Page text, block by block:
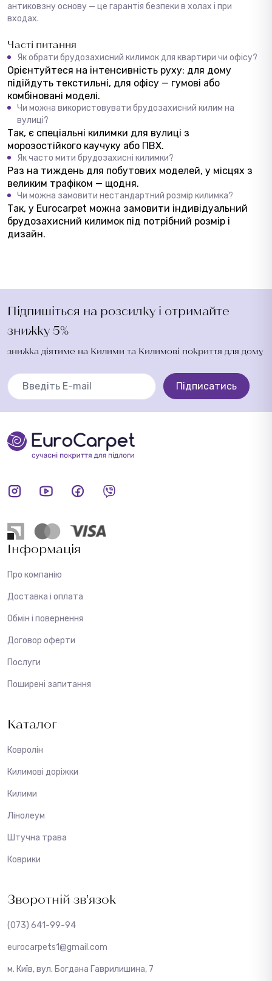
антиковзну основу — це гарантія безпеки в холах і при
входах.
Часті питання
Як обрати брудозахисний килимок для квартири чи офісу?
Орієнтуйтеся на інтенсивність руху: для дому
підійдуть текстильні, для офісу — гумові або
комбіновані моделі.
Чи можна використовувати брудозахисний килим на
вулиці?
Так, є спеціальні килимки для вулиці з
морозостійкого каучуку або ПВХ.
Як часто мити брудозахисні килимки?
Раз на тиждень для побутових моделей, у місцях з
великим трафіком — щодня.
Чи можна замовити нестандартний розмір килимка?
Так, у Eurocarpet можна замовити індивідуальний
брудозахисний килимок під потрібний розмір і
дизайн.
Підпишіться на розсилку і отримайте
знижку 5%
знижка діятиме на Килими та Килимові покриття для дому
Підписатись
Інформація
Про компанію
Доставка і оплата
Обмін і повернення
Договор оферти
Послуги
Поширені запитання
Каталог
Ковролін
Килимові доріжки
Килими
Лінолеум
Штучна трава
Коврики
Зворотній зв’язок
(073) 641-99-94
eurocarpets1@gmail.com
м. Київ, вул. Богдана Гаврилишина, 7